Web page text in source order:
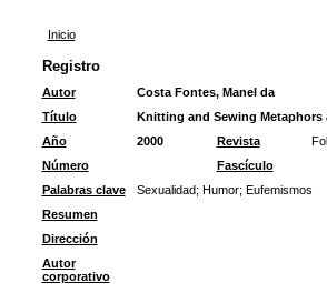
Inicio
Registro
Autor
Costa Fontes, Manel da
Título
Knitting and Sewing Metaphors
Año
2000 Revista
Número
Fascículo
Palabras clave
Sexualidad; Humor; Eufemismos
Resumen
Dirección
Autor
corporativo